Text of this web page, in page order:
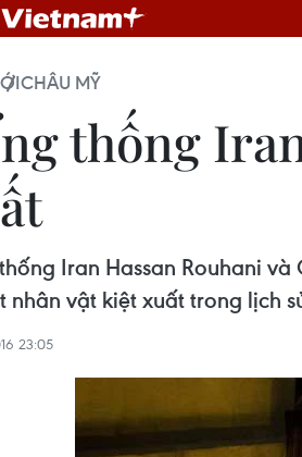
CHÂU MỸ
thống
Iran Hassan Rouhani
nhân vật kiệt xuất trong lịch
23:05